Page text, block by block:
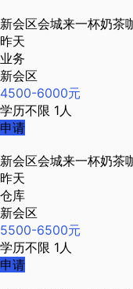
新会区会城来一杯奶茶
昨天
业务
新会区
4500-6000元
学历不限 1人
申请
新会区会城来一杯奶茶
昨天
仓库
新会区
5500-6500元
学历不限 1人
申请